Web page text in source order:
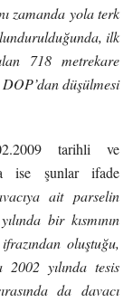
zamanda yola terk
ilk
718 metrekare
düşülmesi
tarihli ve
ise şunlar ifade
ait parselin
bir kısmının
oluştuğu,
2002 yılında tesis
da davacı